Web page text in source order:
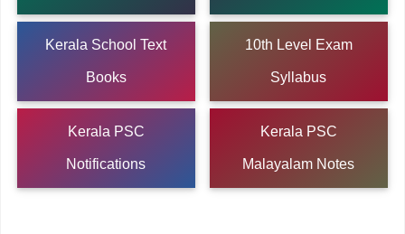
Kerala School Text
Books
10th Level Exam
Syllabus
Kerala PSC
Notifications
Kerala PSC
Malayalam Notes